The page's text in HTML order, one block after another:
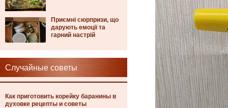
Приємні сюрпризи, що
дарують емоції та
гарний настрій
Случайные советы
Как приготовить корейку баранины в
духовке рецепты и советы